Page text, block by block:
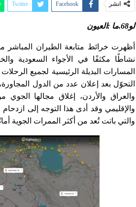
انشر Facebook
Twitter
لو68.ما :العيون
نشاطًا مكثفًا في الأجواء السعودية
المسارات البديلة الرئيسية لجميع الرحلات
التحوّل بعد إعلان عدد من الدول
والعراق والأردن، إغلاق مجالها الجوي
والإقليمي وقد أدى هذا التوجه إلى
والتي باتت تُعد من أكثر الممرات الجوية